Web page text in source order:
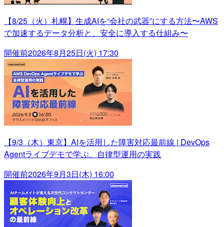
【8/25（火）札幌】生成AIを“会社の武器”にする方法〜AWS
で加速するデータ分析と、安全に導入する仕組み〜
開催前2026年8月25日(火) 17:30
【9/3（木）東京】AIを活用した障害対応最前線 | DevOps
Agentライブデモで学ぶ、自律型運用の実践
開催前2026年9月3日(木) 16:00